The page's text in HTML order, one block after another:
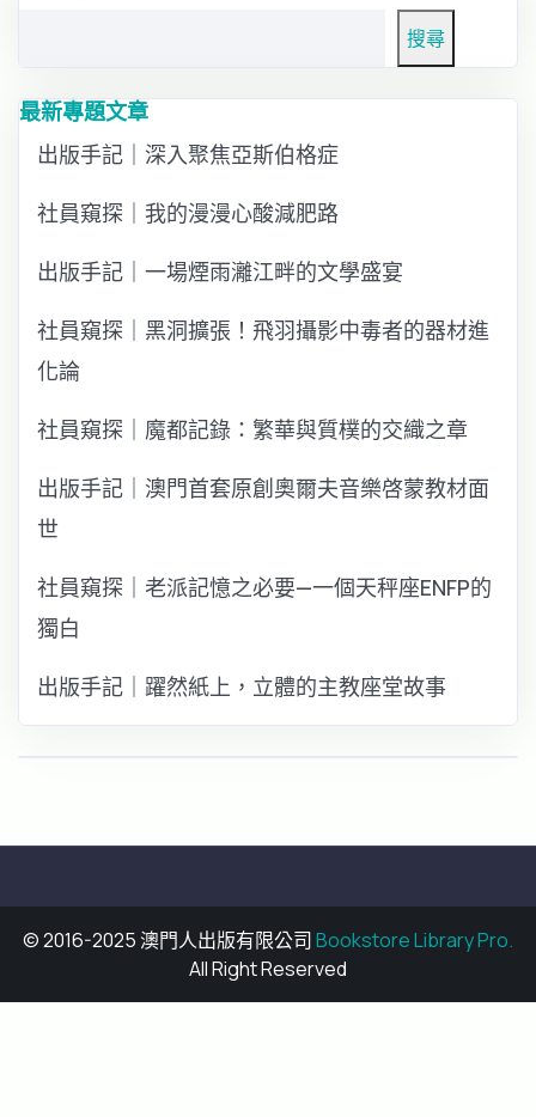
搜尋
最新專題文章
出版手記｜深入聚焦亞斯伯格症
社員窺探｜我的漫漫心酸減肥路
出版手記｜一場煙雨灕江畔的文學盛宴
社員窺探｜黑洞擴張！飛羽攝影中毒者的器材進
化論
社員窺探｜魔都記錄：繁華與質樸的交織之章
出版手記｜澳門首套原創奧爾夫音樂啓蒙教材面
世
社員窺探｜老派記憶之必要—一個天秤座ENFP的
獨白
出版手記｜躍然紙上，立體的主教座堂故事
© 2016-2025 澳門人出版有限公司Bookstore Library Pro.
All Right Reserved